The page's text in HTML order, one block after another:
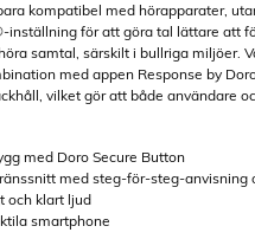
kompatibel med hörapparater,
inställning för att göra tal lättare att
samtal, särskilt i bullriga miljöer.
med appen Response by
vilket gör att både användare
med Doro Secure Button
med steg-för-steg-anvisning
och klart ljud
smartphone